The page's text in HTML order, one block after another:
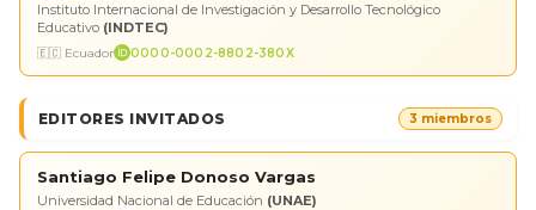
Instituto Internacional de Investigación y Desarrollo Tecnológico
Educativo (INDTEC)
🇪🇨 Ecuador 0000-0002-8802-380X
EDITORES INVITADOS 3 miembros
Santiago Felipe Donoso Vargas
Universidad Nacional de Educación (UNAE)